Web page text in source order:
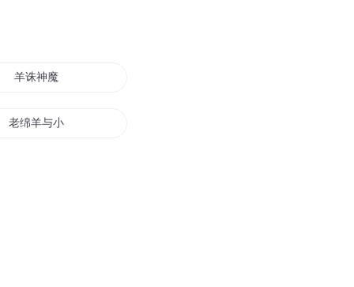
羊诛神魔
老绵羊与小灰狼